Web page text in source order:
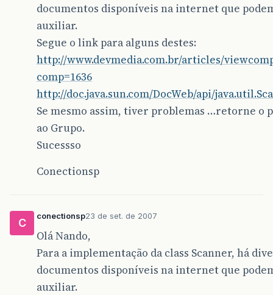
documentos disponíveis na internet que
auxiliar.
Segue o link para alguns destes:
http://www.devmedia.com.br/articles/
comp=1636
http://doc.java.sun.com/DocWeb/api/
Se mesmo assim, tiver problemas …retorne o
ao Grupo.
Sucessso
Conectionsp
C
conectionsp23 de set. de 2007
Olá Nando,
Para a implementação da class Scanner, há
documentos disponíveis na internet que
auxiliar.